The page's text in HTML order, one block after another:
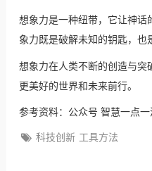
想象力是一种纽带，它让神话
象力既是破解未知的钥匙，也
想象力在人类不断的创造与突
更美好的世界和未来前行。
参考资料：公众号 智慧一点一
科技创新 工具方法